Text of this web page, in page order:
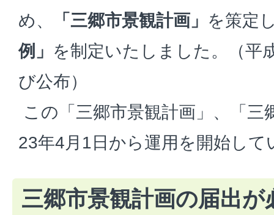
め、
「三郷市景観計画」 を策定
例」 を制定いたしました。（平
び公布）
この「三郷市景観計画」、「三
23年4月1日から運用を開始して
三郷市景観計画の届出